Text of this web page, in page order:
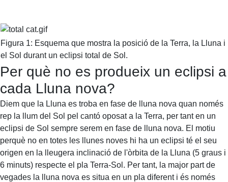
Figura 1: Esquema que mostra la posició de la Terra, la Lluna i
el Sol durant un eclipsi total de Sol.
Per què no es produeix un eclipsi a
cada Lluna nova?
Diem que la Lluna es troba en fase de lluna nova quan només
rep la llum del Sol pel cantó oposat a la Terra, per tant en un
eclipsi de Sol sempre serem en fase de lluna nova. El motiu
perquè no en totes les llunes noves hi ha un eclipsi té el seu
origen en la lleugera inclinació de l'òrbita de la Lluna (5 graus i
6 minuts) respecte el pla Terra-Sol. Per tant, la major part de
vegades la lluna nova es situa en un pla diferent i és només